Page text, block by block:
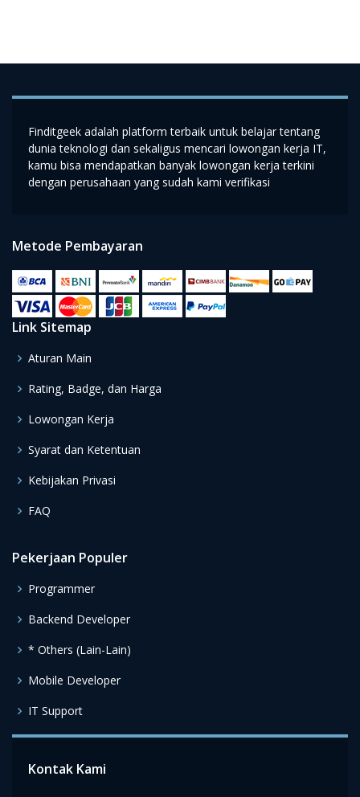
Finditgeek adalah platform terbaik untuk belajar tentang
dunia teknologi dan sekaligus mencari lowongan kerja IT,
kamu bisa mendapatkan banyak lowongan kerja terkini
dengan perusahaan yang sudah kami verifikasi
Metode Pembayaran
Link Sitemap
Aturan Main
Rating, Badge, dan Harga
Lowongan Kerja
Syarat dan Ketentuan
Kebijakan Privasi
FAQ
Pekerjaan Populer
Programmer
Backend Developer
* Others (Lain-Lain)
Mobile Developer
IT Support
Kontak Kami